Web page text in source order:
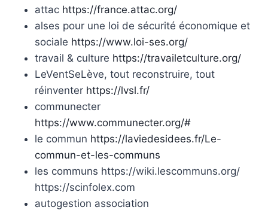
attac https://france.attac.org/
alses pour une loi de sécurité économique et
sociale https://www.loi-ses.org/
travail & culture https://travailetculture.org/
LeVentSeLève, tout reconstruire, tout
réinventer https://lvsl.fr/
communecter
https://www.communecter.org/#
le commun https://laviedesidees.fr/Le-
commun-et-les-communs
les communs https://wiki.lescommuns.org/
https://scinfolex.com
autogestion association